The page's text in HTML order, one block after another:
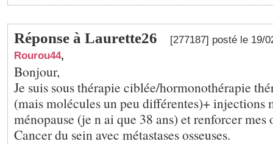
Réponse à Laurette26
[277187] posté le 19/
Rourou44,
Bonjour,
Je suis sous thérapie ciblée/hormonothérapie
(mais molécules un peu différentes)+ injections
ménopause (je n ai que 38 ans) et renforcer mes
Cancer du sein avec métastases osseuses.